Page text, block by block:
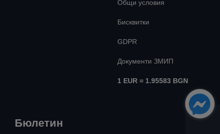
Общи условия
Бисквитки
GDPR
Документи ЗМИП
1 EUR = 1.95583 BGN
Бюлетин